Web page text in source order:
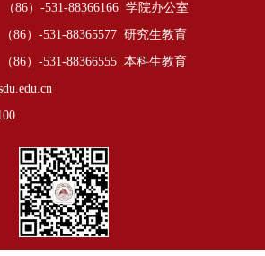
86）-531-88366166 学院办公室
88365577 研究生教育
88366555 本科生教育